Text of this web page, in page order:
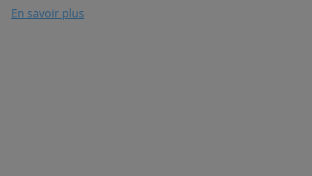
En savoir plus